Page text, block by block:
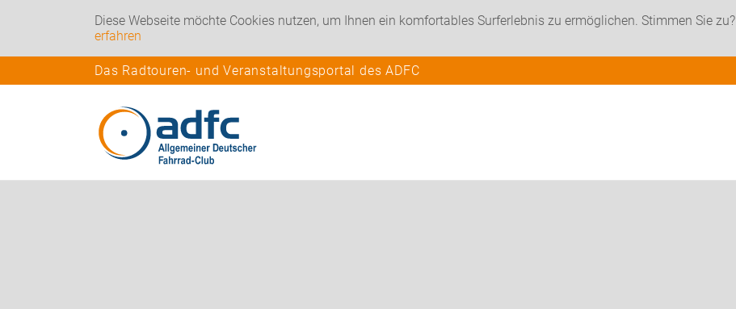
Diese Webseite möchte Cookies nutzen, um Ihnen ein komfortables Surferlebnis zu ermöglichen. Stimmen Sie zu?
erfahren
Das Radtouren- und Veranstaltungsportal des ADFC